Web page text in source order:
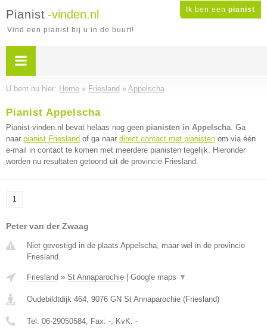
Ik ben een pianist
Pianist -vinden.nl
Vind een pianist bij u in de buurt!
U bent nu hier: Home » Friesland » Appelscha
Pianist Appelscha
Pianist-vinden.nl bevat helaas nog geen pianisten in Appelscha. Ga
naar pianist Friesland of ga naar direct contact met pianisten om via één
e-mail in contact te komen met meerdere pianisten tegelijk. Hieronder
worden nu resultaten getoond uit de provincie Friesland.
1
Peter van der Zwaag
Niet gevestigd in de plaats Appelscha, maar wel in de provincie
Friesland.
Friesland » St Annaparochie Google maps ▼
Oudebildtdijk 464, 9076 GN St Annaparochie (Friesland)
Tel: 06-29050584, Fax: -, KvK: -